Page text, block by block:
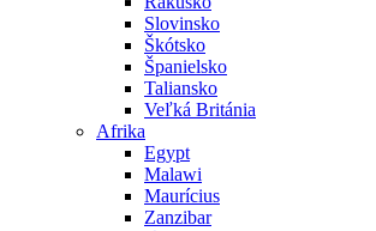
Slovinsko
Škótsko
Španielsko
Taliansko
Veľká Británia
Afrika
Egypt
Malawi
Maurícius
Zanzibar